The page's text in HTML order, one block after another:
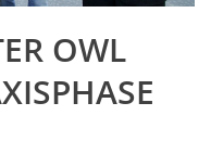
OWL